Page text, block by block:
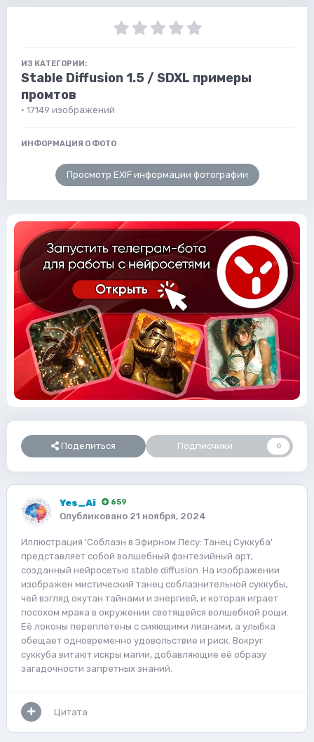
ИЗ КАТЕГОРИИ:
Stable Diffusion 1.5 / SDXL примеры
промтов
· 17149 изображений
ИНФОРМАЦИЯ О ФОТО
Просмотр EXIF информации фотографии
Поделиться Подписчики 0
Yes_Ai 659
Опубликовано 21 ноября, 2024
Иллюстрация 'Соблазн в Эфирном Лесу: Танец Суккуба'
представляет собой волшебный фэнтезийный арт,
созданный нейросетью stable diffusion. На изображении
изображен мистический танец соблазнительной суккубы,
чей взгляд окутан тайнами и энергией, и которая играет
посохом мрака в окружении светящейся волшебной рощи.
Её локоны переплетены с сияющими лианами, а улыбка
обещает одновременно удовольствие и риск. Вокруг
суккуба витают искры магии, добавляющие её образу
загадочности запретных знаний.
Цитата